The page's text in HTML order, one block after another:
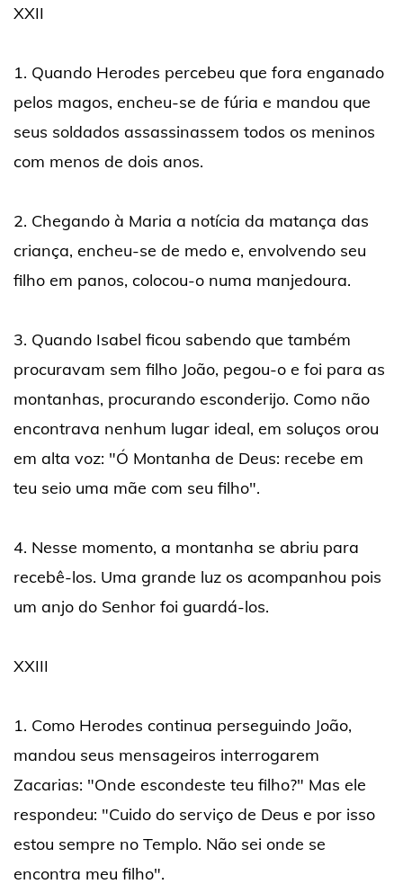
XXII
1. Quando Herodes percebeu que fora enganado
pelos magos, encheu-se de fúria e mandou que
seus soldados assassinassem todos os meninos
com menos de dois anos.
2. Chegando à Maria a notícia da matança das
criança, encheu-se de medo e, envolvendo seu
filho em panos, colocou-o numa manjedoura.
3. Quando Isabel ficou sabendo que também
procuravam sem filho João, pegou-o e foi para as
montanhas, procurando esconderijo. Como não
encontrava nenhum lugar ideal, em soluços orou
em alta voz: "Ó Montanha de Deus: recebe em
teu seio uma mãe com seu filho".
4. Nesse momento, a montanha se abriu para
recebê-los. Uma grande luz os acompanhou pois
um anjo do Senhor foi guardá-los.
XXIII
1. Como Herodes continua perseguindo João,
mandou seus mensageiros interrogarem
Zacarias: "Onde escondeste teu filho?" Mas ele
respondeu: "Cuido do serviço de Deus e por isso
estou sempre no Templo. Não sei onde se
encontra meu filho".